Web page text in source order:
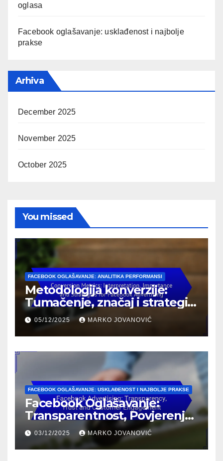
oglasa
Facebook oglašavanje: usklađenost i najbolje
prakse
Arhiva
December 2025
November 2025
October 2025
You missed
FACEBOOK OGLAŠAVANJE: ANALITIKA PERFORMANSI
Metodologija konverzije:
Tumačenje, značaj i strategije
za Facebook oglašavanje
05/12/2025 MARKO JOVANOVIĆ
FACEBOOK OGLAŠAVANJE: USKLAĐENOST I NAJBOLJE PRAKSE
Facebook Oglašavanje:
Transparentnost, Povjerenje i
Angažovanje Kupaca
03/12/2025 MARKO JOVANOVIĆ